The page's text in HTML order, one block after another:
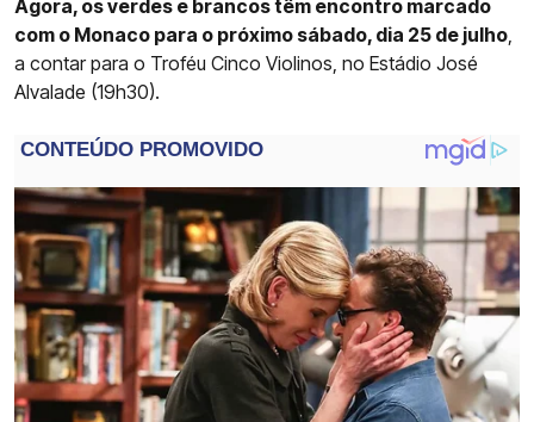
Agora, os verdes e brancos têm encontro marcado
com o Monaco para o próximo sábado, dia 25 de julho
a contar para o Troféu Cinco Violinos, no Estádio José
Alvalade (19h30).